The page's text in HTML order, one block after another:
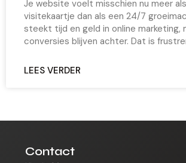
Je website voelt misschien nu meer
visitekaartje dan als een 24/7
steekt tijd en geld in online marketing,
conversies blijven achter. Dat is
LEES VERDER
Contact